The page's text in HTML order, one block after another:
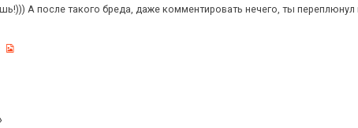
А после такого бреда, даже комментировать нечего, ты